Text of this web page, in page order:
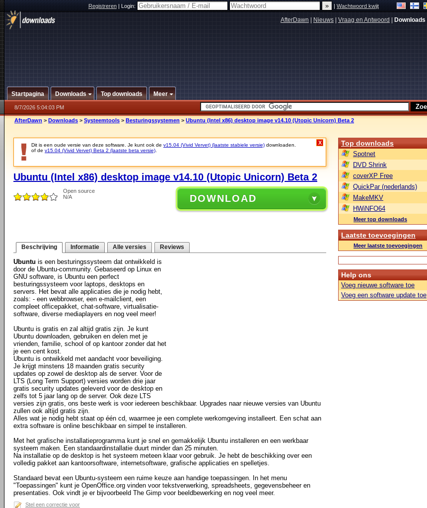
Registreren|Login: |Wachtwoord kwijt
AfterDawn Nieuws Vraag en Antwoord Downloads
Startpagina Downloads Top downloads Meer
8/7/2026 5:04:03 PM
AfterDawn > Downloads > Systeemtools > Besturingssystemen > Ubuntu (Intel x86) desktop image v14.10 (Utopic Unicorn) Beta 2
Dit is een oude versie van deze software. Je kunt ook de v15.04 (Vivid Vervet) (laatste stabiele versie) downloaden.
of de v15.04 (Vivid Vervet) Beta 2 (laatste beta versie)
X
Ubuntu (Intel x86) desktop image v14.10 (Utopic Unicorn) Beta 2
Open source
N/A
DOWNLOAD
Beschrijving Informatie Alle versies Reviews
Ubuntu is een besturingssysteem dat ontwikkeld is
door de Ubuntu-community. Gebaseerd op Linux en
GNU software, is Ubuntu een perfect
besturingssysteem voor laptops, desktops en
servers. Het bevat alle applicaties die je nodig hebt,
zoals: - een webbrowser, een e-mailclient, een
compleet officepakket, chat-software, virtualisatie-
software, diverse mediaplayers en nog veel meer!
Ubuntu is gratis en zal altijd gratis zijn. Je kunt
Ubuntu downloaden, gebruiken en delen met je
vrienden, familie, school of op kantoor zonder dat het
je een cent kost.
Ubuntu is ontwikkeld met aandacht voor beveiliging.
Je krijgt minstens 18 maanden gratis security
updates op zowel de desktop als de server. Voor de
LTS (Long Term Support) versies worden drie jaar
gratis security updates geleverd voor de desktop en
zelfs tot 5 jaar lang op de server. Ook deze LTS
versies zijn gratis, ons beste werk is voor iedereen beschikbaar. Upgrades naar nieuwe versies van Ubuntu
zullen ook altijd gratis zijn.
Alles wat je nodig hebt staat op één cd, waarmee je een complete werkomgeving installeert. Een schat aan
extra software is online beschikbaar en simpel te installeren.
Met het grafische installatieprogramma kunt je snel en gemakkelijk Ubuntu installeren en een werkbaar
systeem maken. Een standaardinstallatie duurt minder dan 25 minuten.
Na installatie op de desktop is het systeem meteen klaar voor gebruik. Je hebt de beschikking over een
volledig pakket aan kantoorsoftware, internetsoftware, grafische applicaties en spelletjes.
Standaard bevat een Ubuntu-systeem een ruime keuze aan handige toepassingen. In het menu
"Toepassingen" kunt je OpenOffice.org vinden voor tekstverwerking, spreadsheets, gegevensbeheer en
presentaties. Ook vindt je er bijvoorbeeld The Gimp voor beeldbewerking en nog veel meer.
Stel een correctie voor
Top downloads
Spotnet
DVD Shrink
coverXP Free
QuickPar (nederlands)
MakeMKV
HWiNFO64
Meer top downloads
Laatste toevoegingen
Meer laatste toevoegingen
Help ons
Voeg nieuwe software toe
Voeg een software update toe